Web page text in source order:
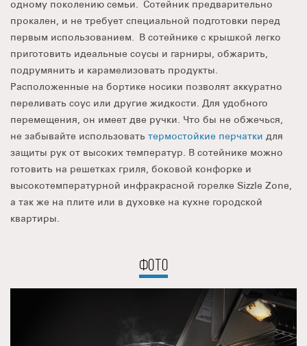
одному поколению семьи. Сотейник предварительно
прокален, и не требует специальной подготовки перед
первым использованием. В сотейнике с крышкой легко
приготовить идеальные соусы и гарниры, обжарить,
подрумянить и карамелизовать продукты.
Расположенные на бортике носики позволят аккуратно
переливать соус или другие жидкости. Для удобного
перемещения, он имеет две ручки. Что бы не обжечься,
не забывайте использовать термостойкие перчатки для
защиты рук от высоких температур. В сотейнике можно
готовить на решетках гриля, боковой конфорке и
высокотемпературной инфракрасной горелке Sizzle Zone,
а так же на плите или в духовке на кухне городской
квартиры.
ФОТО